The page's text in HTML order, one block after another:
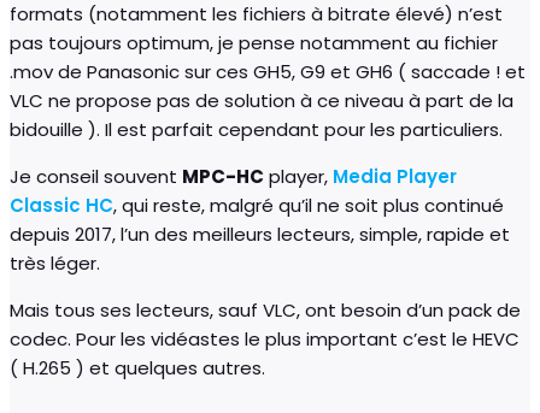
formats (notamment les fichiers à bitrate élevé) n’est
pas toujours optimum, je pense notamment au fichier
.mov de Panasonic sur ces GH5, G9 et GH6 ( saccade ! et
VLC ne propose pas de solution à ce niveau à part de la
bidouille ). Il est parfait cependant pour les particuliers.
Je conseil souvent MPC-HC player, Media Player
Classic HC, qui reste, malgré qu’il ne soit plus continué
depuis 2017, l’un des meilleurs lecteurs, simple, rapide et
très léger.
Mais tous ses lecteurs, sauf VLC, ont besoin d’un pack de
codec. Pour les vidéastes le plus important c’est le HEVC
( H.265 ) et quelques autres.